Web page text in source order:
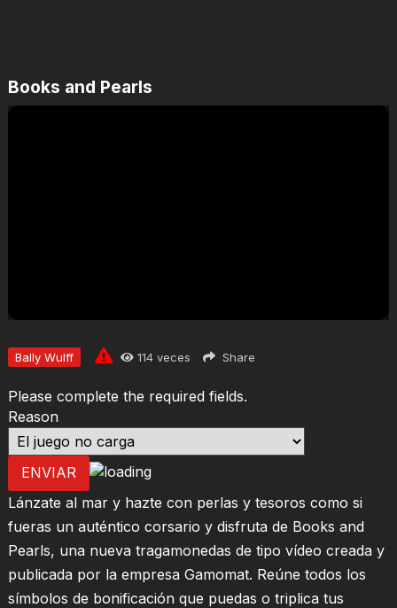
Books and Pearls
Bally Wulff 114veces Share
Please complete the required fields.
Reason
ENVIAR
Lánzate al mar y hazte con perlas y tesoros como si
fueras un auténtico corsario y disfruta de Books and
Pearls, una nueva tragamonedas de tipo vídeo creada y
publicada por la empresa Gamomat. Reúne todos los
símbolos de bonificación que puedas o triplica tus